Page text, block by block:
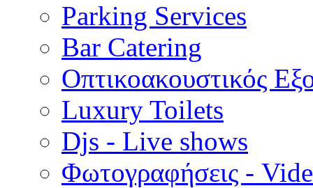
Parking Services
Bar Catering
Οπτικοακουστικός
Luxury Toilets
Djs - Live shows
Φωτογραφήσεις -